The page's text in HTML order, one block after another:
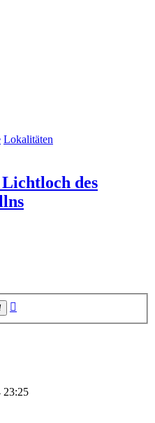
Lokalitäten
des
Suche
23:25